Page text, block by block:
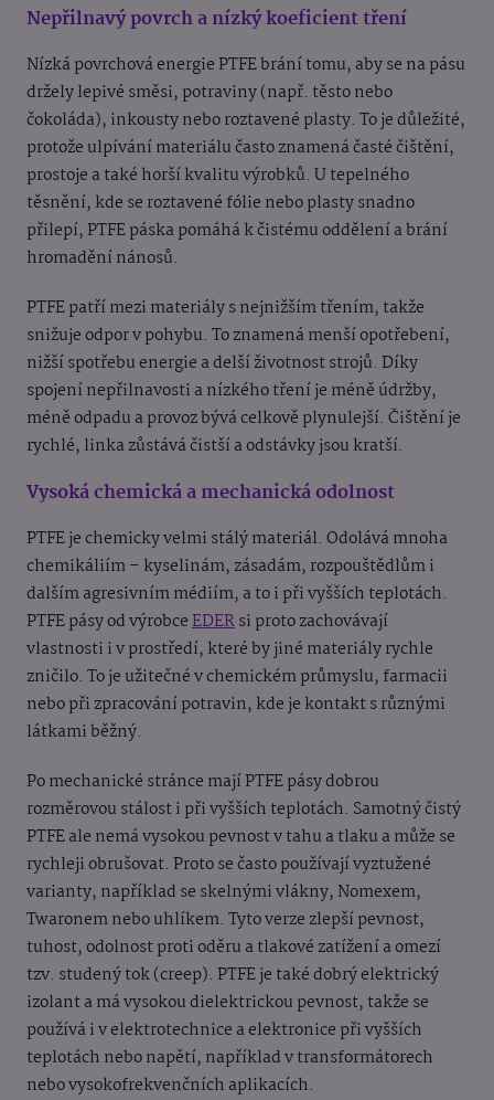
Nepřilnavý povrch a nízký koeficient tření
Nízká povrchová energie PTFE brání tomu, aby se na pásu
držely lepivé směsi, potraviny (např. těsto nebo
čokoláda), inkousty nebo roztavené plasty. To je důležité,
protože ulpívání materiálu často znamená časté čištění,
prostoje a také horší kvalitu výrobků. U tepelného
těsnění, kde se roztavené fólie nebo plasty snadno
přilepí, PTFE páska pomáhá k čistému oddělení a brání
hromadění nánosů.
PTFE patří mezi materiály s nejnižším třením, takže
snižuje odpor v pohybu. To znamená menší opotřebení,
nižší spotřebu energie a delší životnost strojů. Díky
spojení nepřilnavosti a nízkého tření je méně údržby,
méně odpadu a provoz bývá celkově plynulejší. Čištění je
rychlé, linka zůstává čistší a odstávky jsou kratší.
Vysoká chemická a mechanická odolnost
PTFE je chemicky velmi stálý materiál. Odolává mnoha
chemikáliím – kyselinám, zásadám, rozpouštědlům i
dalším agresivním médiím, a to i při vyšších teplotách.
PTFE pásy od výrobceEDERsi proto zachovávají
vlastnosti i v prostředí, které by jiné materiály rychle
zničilo. To je užitečné v chemickém průmyslu, farmacii
nebo při zpracování potravin, kde je kontakt s různými
látkami běžný.
Po mechanické stránce mají PTFE pásy dobrou
rozměrovou stálost i při vyšších teplotách. Samotný čistý
PTFE ale nemá vysokou pevnost v tahu a tlaku a může se
rychleji obrušovat. Proto se často používají vyztužené
varianty, například se skelnými vlákny, Nomexem,
Twaronem nebo uhlíkem. Tyto verze zlepší pevnost,
tuhost, odolnost proti oděru a tlakové zatížení a omezí
tzv. studený tok (creep). PTFE je také dobrý elektrický
izolant a má vysokou dielektrickou pevnost, takže se
používá i v elektrotechnice a elektronice při vyšších
teplotách nebo napětí, například v transformátorech
nebo vysokofrekvenčních aplikacích.